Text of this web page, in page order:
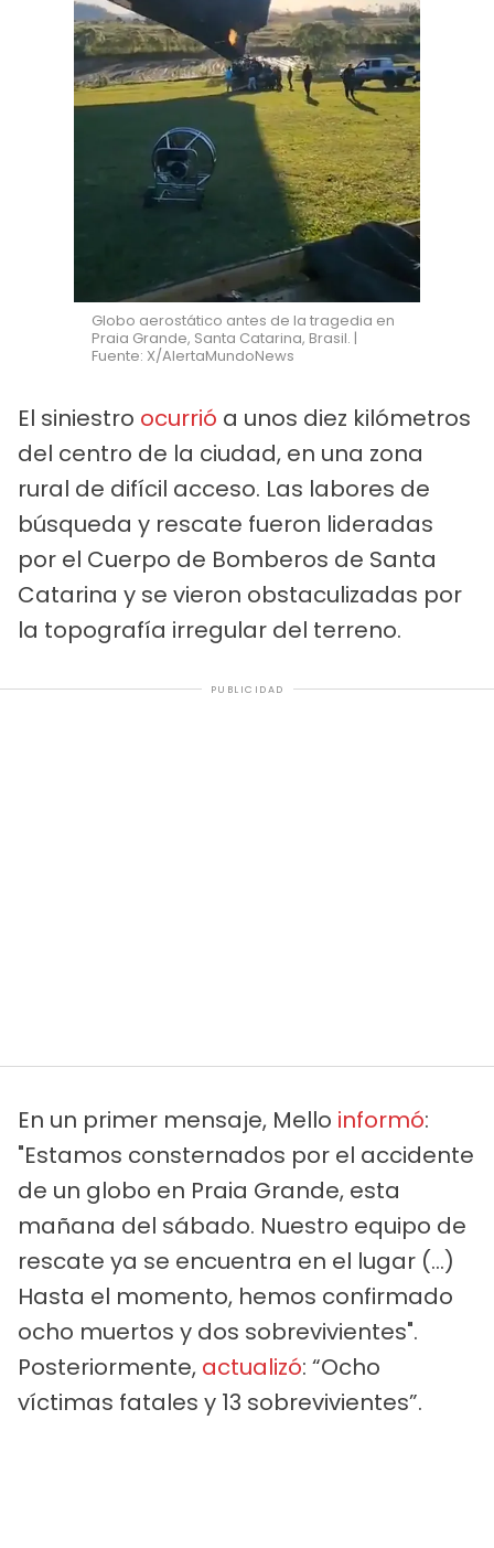
Globo aerostático antes de la tragedia en
Praia Grande, Santa Catarina, Brasil. |
Fuente: X/AlertaMundoNews
El siniestro ocurrió a unos diez kilómetros
del centro de la ciudad, en una zona
rural de difícil acceso. Las labores de
búsqueda y rescate fueron lideradas
por el Cuerpo de Bomberos de Santa
Catarina y se vieron obstaculizadas por
la topografía irregular del terreno.
PUBLICIDAD
En un primer mensaje, Mello informó:
"Estamos consternados por el accidente
de un globo en Praia Grande, esta
mañana del sábado. Nuestro equipo de
rescate ya se encuentra en el lugar (…)
Hasta el momento, hemos confirmado
ocho muertos y dos sobrevivientes".
Posteriormente, actualizó: “Ocho
víctimas fatales y 13 sobrevivientes”.